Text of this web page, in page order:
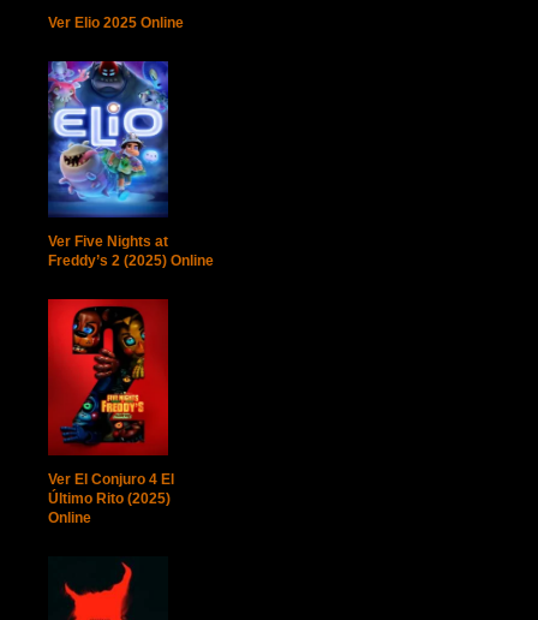
Ver Elio 2025 Online
Ver Five Nights at
Freddy’s 2 (2025) Online
Ver El Conjuro 4 El
Último Rito (2025)
Online